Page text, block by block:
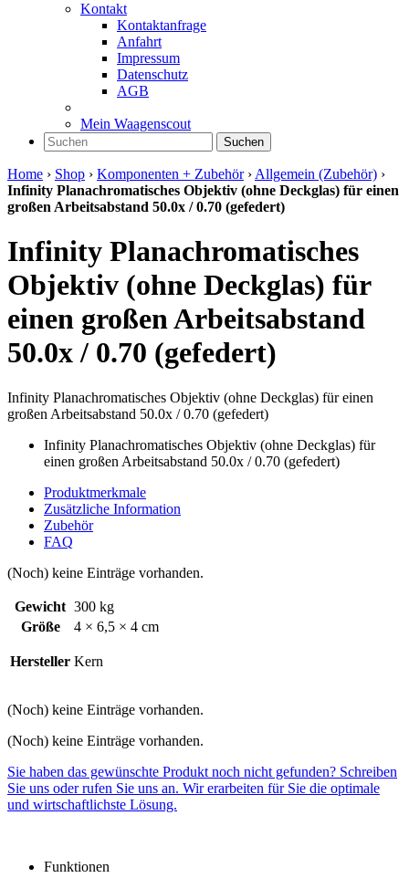
Kontakt
Kontaktanfrage
Anfahrt
Impressum
Datenschutz
AGB
Mein Waagenscout
Suchen
Home › Shop › Komponenten + Zubehör› Allgemein (Zubehör) ›
Infinity Planachromatisches Objektiv (ohne Deckglas) für einen
großen Arbeitsabstand 50.0x / 0.70 (gefedert)
Infinity Planachromatisches
Objektiv (ohne Deckglas) für
einen großen Arbeitsabstand
50.0x / 0.70 (gefedert)
Infinity Planachromatisches Objektiv (ohne Deckglas) für einen
großen Arbeitsabstand 50.0x / 0.70 (gefedert)
Infinity Planachromatisches Objektiv (ohne Deckglas) für
einen großen Arbeitsabstand 50.0x / 0.70 (gefedert)
Produktmerkmale
Zusätzliche Information
Zubehör
FAQ
(Noch) keine Einträge vorhanden.
Gewicht 300 kg
Größe
4 × 6,5 × 4 cm
Hersteller Kern
(Noch) keine Einträge vorhanden.
(Noch) keine Einträge vorhanden.
Sie haben das gewünschte Produkt noch nicht gefunden? Schreiben
Sie uns oder rufen Sie uns an. Wir erarbeiten für Sie die optimale
und wirtschaftlichste Lösung.
Funktionen